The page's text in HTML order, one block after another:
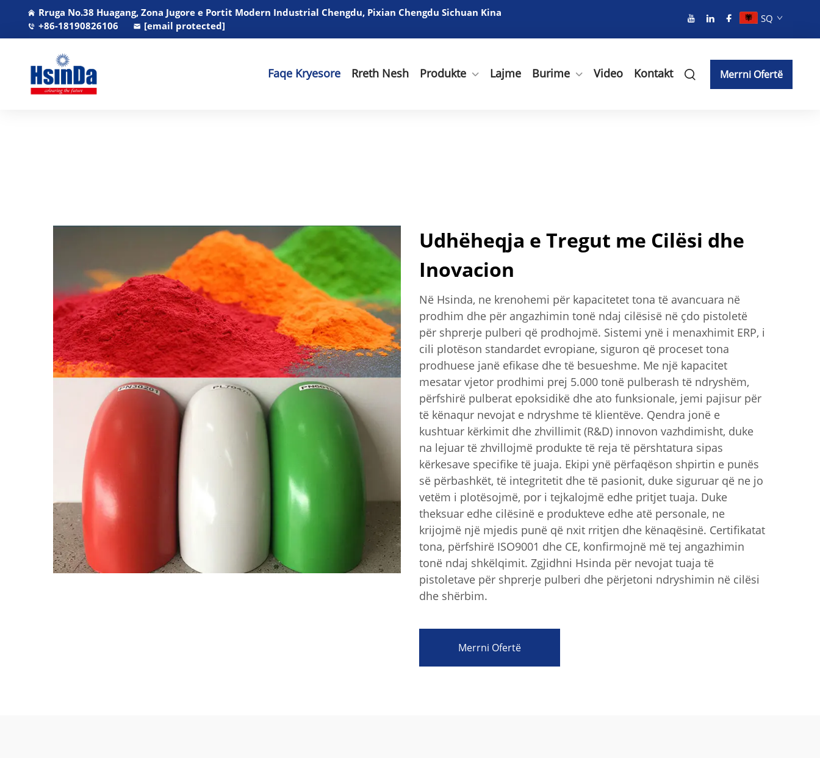
Rruga No.38 Huagang, Zona Jugore e Portit Modern Industrial Chengdu, Pixian Chengdu Sichuan Kina
+86-18190826106
[email protected]
SQ
Faqe Kryesore Rreth Nesh Produkte Lajme Burime Video Kontakt Merrni Ofertë
Udhëheqja e Tregut me Cilësi dhe
Inovacion
Në Hsinda, ne krenohemi për kapacitetet tona të avancuara në
prodhim dhe për angazhimin tonë ndaj cilësisë në çdo pistoletë
për shprerje pulberi që prodhojmë. Sistemi ynë i menaxhimit ERP, i
cili plotëson standardet evropiane, siguron që proceset tona
prodhuese janë efikase dhe të besueshme. Me një kapacitet
mesatar vjetor prodhimi prej 5.000 tonë pulberash të ndryshëm,
përfshirë pulberat epoksidikë dhe ato funksionale, jemi pajisur për
të kënaqur nevojat e ndryshme të klientëve. Qendra jonë e
kushtuar kërkimit dhe zhvillimit (R&D) innovon vazhdimisht, duke
na lejuar të zhvillojmë produkte të reja të përshtatura sipas
kërkesave specifike të juaja. Ekipi ynë përfaqëson shpirtin e punës
së përbashkët, të integritetit dhe të pasionit, duke siguruar që ne jo
vetëm i plotësojmë, por i tejkalojmë edhe pritjet tuaja. Duke
theksuar edhe cilësinë e produkteve edhe atë personale, ne
krijojmë një mjedis punë që nxit rritjen dhe kënaqësinë. Certifikatat
tona, përfshirë ISO9001 dhe CE, konfirmojnë më tej angazhimin
tonë ndaj shkëlqimit. Zgjidhni Hsinda për nevojat tuaja të
pistoletave për shprerje pulberi dhe përjetoni ndryshimin në cilësi
dhe shërbim.
Merrni Ofertë